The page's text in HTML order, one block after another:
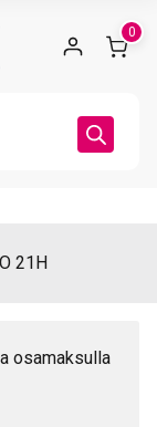
0
21H
osamaksulla